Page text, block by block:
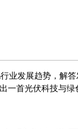
业发展趋势，解
一首光伏科技与绿